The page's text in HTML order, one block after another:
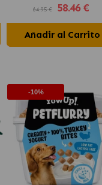
Perros con Salmón
64.95 € 58.46 €
Añadir al Carrito
-10%